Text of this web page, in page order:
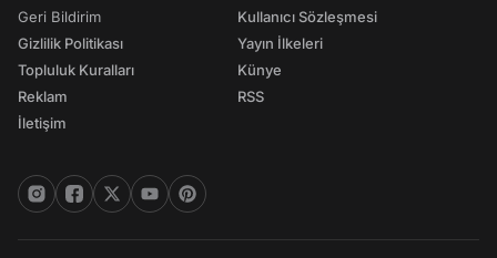
Geri Bildirim
Gizlilik Politikası
Topluluk Kuralları
Reklam
İletişim
Kullanıcı Sözleşmesi
Yayın İlkeleri
Künye
RSS